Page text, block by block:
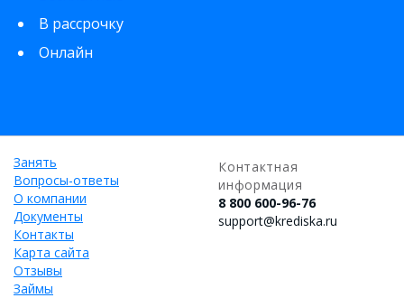
В рассрочку
Онлайн
Занять
Вопросы-ответы
О компании
Документы
Контакты
Карта сайта
Отзывы
Займы
Контактная
информация
8 800 600-96-76
support@krediska.ru